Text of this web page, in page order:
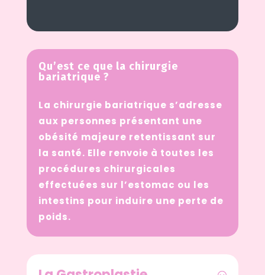
Qu’est ce que la chirurgie
bariatrique ?
La chirurgie bariatrique s’adresse
aux personnes présentant une
obésité majeure retentissant sur
la santé. Elle renvoie à toutes les
procédures chirurgicales
effectuées sur l’estomac ou les
intestins pour induire une perte de
poids.